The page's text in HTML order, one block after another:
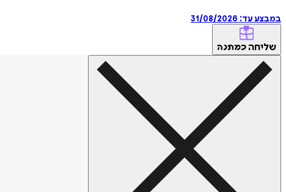
במבצע עד: 31/08/2026
שליחה כמתנה